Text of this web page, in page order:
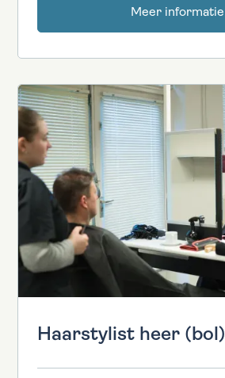
Meer informatie
Haarstylist heer (bol)